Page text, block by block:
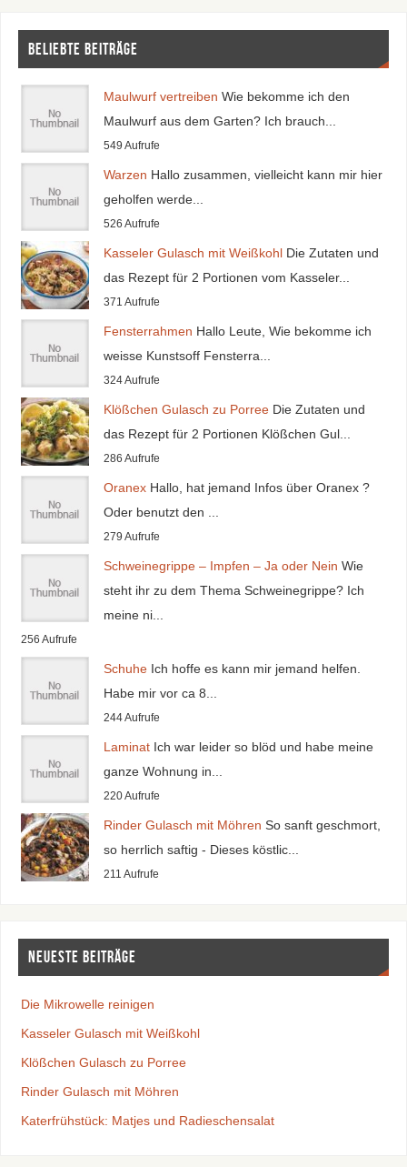
Beliebte Beiträge
Maulwurf vertreiben Wie bekomme ich den
Maulwurf aus dem Garten? Ich brauch...
549 Aufrufe
Warzen Hallo zusammen, vielleicht kann mir hier
geholfen werde...
526 Aufrufe
Kasseler Gulasch mit Weißkohl Die Zutaten und
das Rezept für 2 Portionen vom Kasseler...
371 Aufrufe
Fensterrahmen Hallo Leute, Wie bekomme ich
weisse Kunstsoff Fensterra...
324 Aufrufe
Klößchen Gulasch zu Porree Die Zutaten und
das Rezept für 2 Portionen Klößchen Gul...
286 Aufrufe
Oranex Hallo, hat jemand Infos über Oranex ?
Oder benutzt den ...
279 Aufrufe
Schweinegrippe – Impfen – Ja oder Nein Wie
steht ihr zu dem Thema Schweinegrippe? Ich
meine ni...
256 Aufrufe
Schuhe Ich hoffe es kann mir jemand helfen.
Habe mir vor ca 8...
244 Aufrufe
Laminat Ich war leider so blöd und habe meine
ganze Wohnung in...
220 Aufrufe
Rinder Gulasch mit Möhren So sanft geschmort,
so herrlich saftig - Dieses köstlic...
211 Aufrufe
Neueste Beiträge
Die Mikrowelle reinigen
Kasseler Gulasch mit Weißkohl
Klößchen Gulasch zu Porree
Rinder Gulasch mit Möhren
Katerfrühstück: Matjes und Radieschensalat